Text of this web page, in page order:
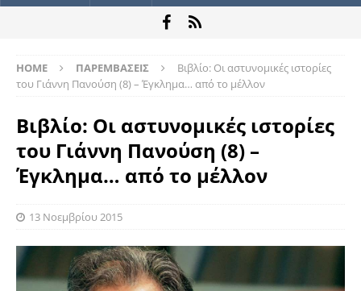
HOME ΠΑΡΕΜΒΑΣΕΙΣ
Βιβλίο: Οι αστυνομικές ιστορίες
του Γιάννη Πανούση (8) – Έγκλημα… από το μέλλον
Βιβλίο: Οι αστυνομικές ιστορίες
του Γιάννη Πανούση (8) –
Έγκλημα… από το μέλλον
13 Νοεμβρίου 2015